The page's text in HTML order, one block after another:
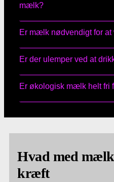
mælk?
Er mælk nødvendigt for
Er der ulemper ved at
Er økologisk mælk helt fri
Hvad med
kræft